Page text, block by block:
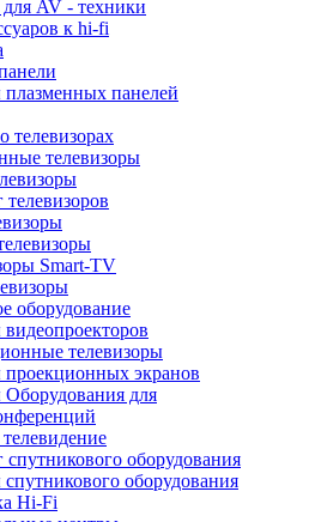
AV - техники
к hi-fi
панелей
телевизорах
телевизоры
телевизоров
Smart-TV
оборудование
телевизоры
экранов
для
спутникового оборудования
оборудования
Hi-Fi